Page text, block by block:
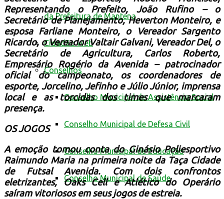
da Prefeitura de Mantena
Cidadão Web
Conselhos
Conselho Municipal de Assistência Social
Conselho Municipal de Defesa Civil
Conselho Municipal de Educação
Conselho Municipal de Saúde
Representando o Prefeito, João Rufino – o
Secretário de Planejamento, Heverton Monteiro, e
esposa Farliane Monteiro, o Vereador Sargento
Ricardo, o Vereador Valtair Galvani, Vereador Del, o
Secretário de Agricultura, Carlos Roberto,
Empresário Rogério da Avenida – patrocinador
oficial do campeonato, os coordenadores de
esporte, Jorcelino, Jefinho e Júlio Júnior, imprensa
local e as torcidas dos times que marcaram
presença.
OS JOGOS
A emoção tomou conta do Ginásio Poliesportivo
Raimundo Maria na primeira noite da Taça Cidade
de Futsal Avenida. Com dois confrontos
eletrizantes, Oaks Cell e Atlético do Operário
saíram vitoriosos em seus jogos de estreia.